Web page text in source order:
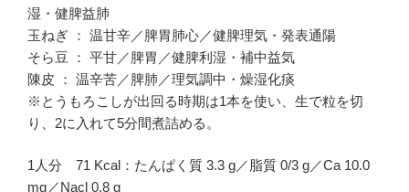
湿・健脾益肺
玉ねぎ ： 温甘辛／脾胃肺心／健脾理気・発表通陽
そら豆 ： 平甘／脾胃／健脾利湿・補中益気
陳皮 ： 温辛苦／脾肺／理気調中・燥湿化痰
※とうもろこしが出回る時期は1本を使い、生で粒を切
り、2に入れて5分間煮詰める。
1人分 71 Kcal：たんぱく質 3.3 g／脂質 0/3 g／Ca 10.0
mg／Nacl 0.8 g